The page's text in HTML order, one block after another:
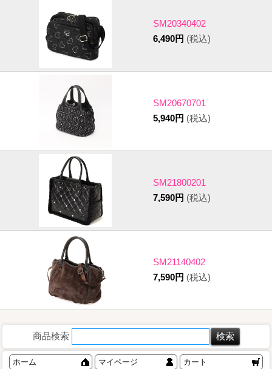
SM20340402
6,490円 (税込)
SM20670701
5,940円 (税込)
SM21800201
7,590円 (税込)
SM21140402
7,590円 (税込)
商品検索
ホーム マイページ カート